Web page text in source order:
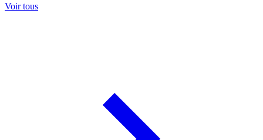
Voir tous